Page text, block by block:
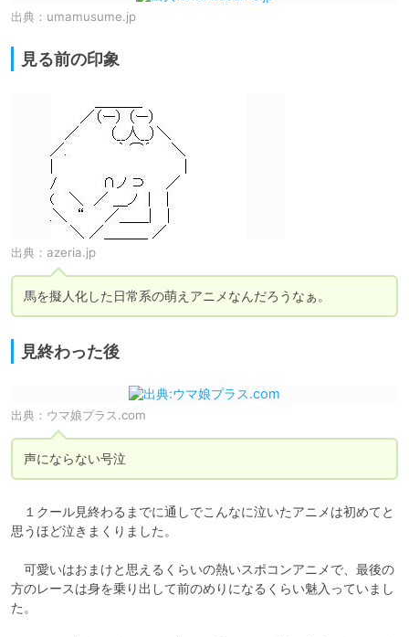
出典： umamusume.jp
見る前の印象
出典： azeria.jp
馬を擬人化した日常系の萌えアニメなんだろうなぁ。
見終わった後
出典： ウマ娘プラス.com
声にならない号泣
１クール見終わるまでに通しでこんなに泣いたアニメは初めてと
思うほど泣きまくりました。
可愛いはおまけと思えるくらいの熱いスポコンアニメで、最後の
方のレースは身を乗り出して前のめりになるくらい魅入っていまし
た。